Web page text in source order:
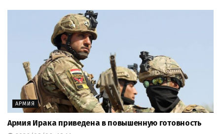
АРМИЯ
Армия Ирака приведена в повышенную готовность